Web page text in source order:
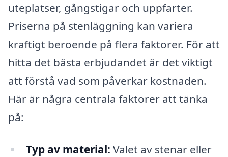
uteplatser, gångstigar och uppfarter.
Priserna på stenläggning kan variera
kraftigt beroende på flera faktorer. För att
hitta det bästa erbjudandet är det viktigt
att förstå vad som påverkar kostnaden.
Här är några centrala faktorer att tänka
på:
Typ av material: Valet av stenar eller